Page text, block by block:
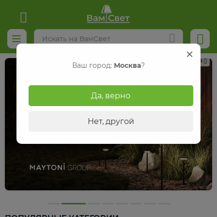
Реклама
Ваш город: Москва?
Да, верно
Нет, другой